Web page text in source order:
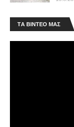
ΤA ΒΙΝΤΕΟ MAΣ